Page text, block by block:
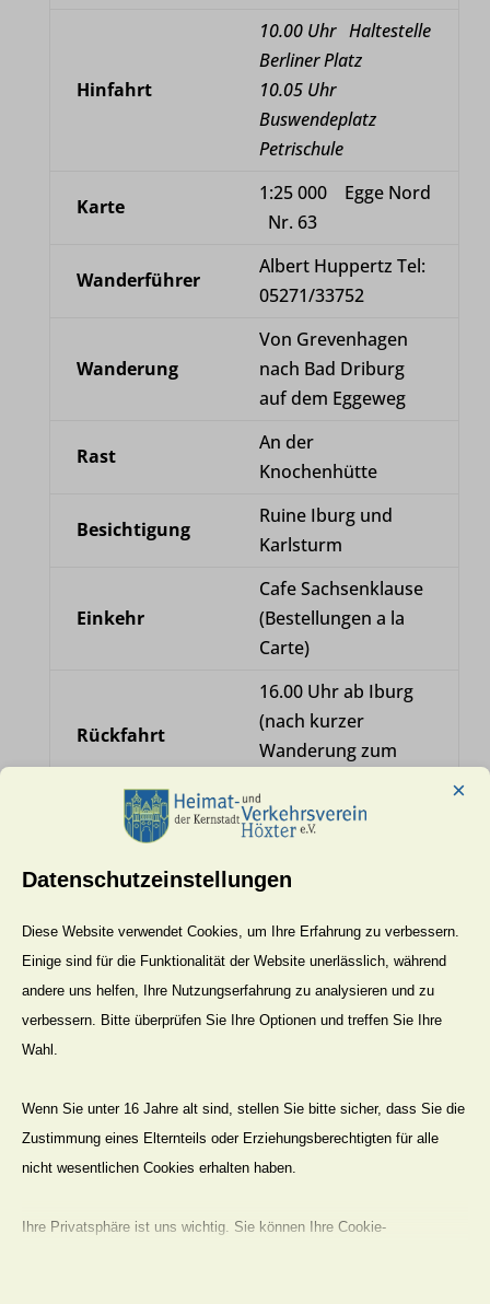
Hinfahrt
10.00 Uhr Haltestelle
Berliner Platz
10.05 Uhr
Buswendeplatz
Petrischule
Karte
1:25 000
Egge Nord
Nr. 63
Wanderführer
Albert Huppertz Tel:
05271/33752
Wanderung
Von Grevenhagen
nach Bad Driburg
auf dem Eggeweg
Rast
An der
Knochenhütte
Besichtigung
Ruine Iburg und
Karlsturm
Einkehr
Cafe Sachsenklause
(Bestellungen a la
Carte)
Rückfahrt
16.00 Uhr ab Iburg
(nach kurzer
Wanderung zum
8 Euro für Mitglieder
für Nichtmitglieder
eigenes Einkommen
sind frei
Beteiligung
Der HVV bietet diese
sachkundiger
Begleitung an. Die
Teilnehmer nehmen
und Gefahr teil. Eine
Datenschutzeinstellungen
×
Diese Website verwendet Cookies, um Ihre Erfahrung zu verbessern.
Einige sind für die Funktionalität der Website unerlässlich, während
andere uns helfen, Ihre Nutzungserfahrung zu analysieren und zu
verbessern. Bitte überprüfen Sie Ihre Optionen und treffen Sie Ihre
Wahl.
Wenn Sie unter 16 Jahre alt sind, stellen Sie bitte sicher, dass Sie die
Zustimmung eines Elternteils oder Erziehungsberechtigten für alle
nicht wesentlichen Cookies erhalten haben.
Ihre Privatsphäre ist uns wichtig. Sie können Ihre Cookie-